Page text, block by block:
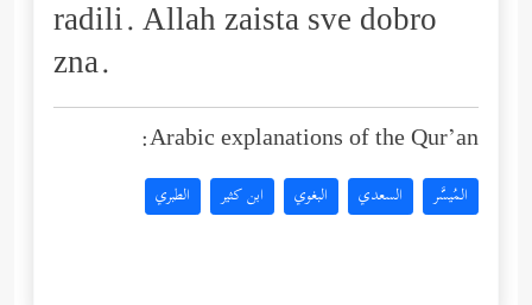
radili. Allah zaista sve dobro
zna.
Arabic explanations of the Qur’an:
المُيسَّر السعدي البغوي ابن كثير الطبري